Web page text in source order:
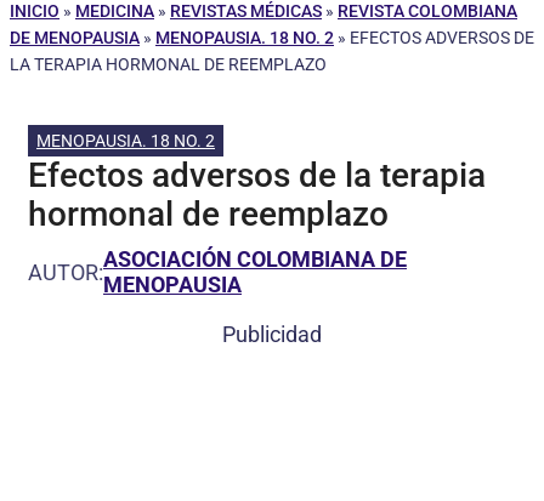
INICIO » MEDICINA » REVISTAS MÉDICAS » REVISTA COLOMBIANA
DE MENOPAUSIA » MENOPAUSIA. 18 NO. 2 » EFECTOS ADVERSOS DE
LA TERAPIA HORMONAL DE REEMPLAZO
MENOPAUSIA. 18 NO. 2
Efectos adversos de la terapia
hormonal de reemplazo
AUTOR:ASOCIACIÓN COLOMBIANA DE
MENOPAUSIA
Publicidad